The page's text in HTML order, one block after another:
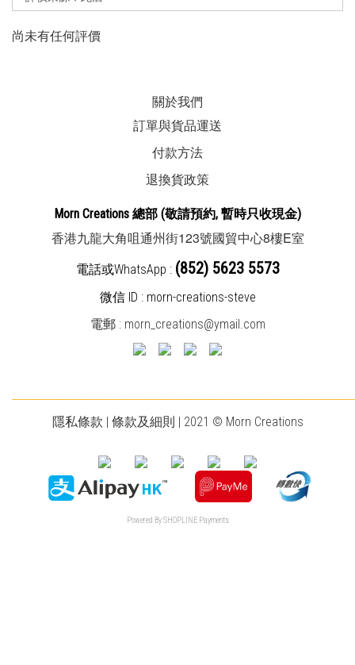
尚未有任何評價
關於我們
訂單與貨品運送
付款方法
退換貨政策
Morn Creations 總部 (敬請預約, 暫時只收現金)
香港九龍大角咀通州街123號國貿中心8樓E室
電話或WhatsApp : (852) 5623 5573
微信 ID : morn-creations-steve
電郵 : morn_creations@ymail.com
隱私條款 | 條款及細則 | 2021 © Morn Creations
Powered BySHOPLINE Payments